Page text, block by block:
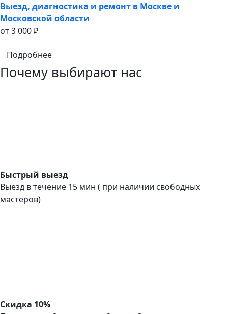
Выезд, диагностика и ремонт в Москве и
Московской области
oт 3 000 ₽
Подробнее
Почему выбирают нас
Быстрый выезд
Выезд в течение 15 мин ( при наличии свободных
мастеров)
Скидка 10%